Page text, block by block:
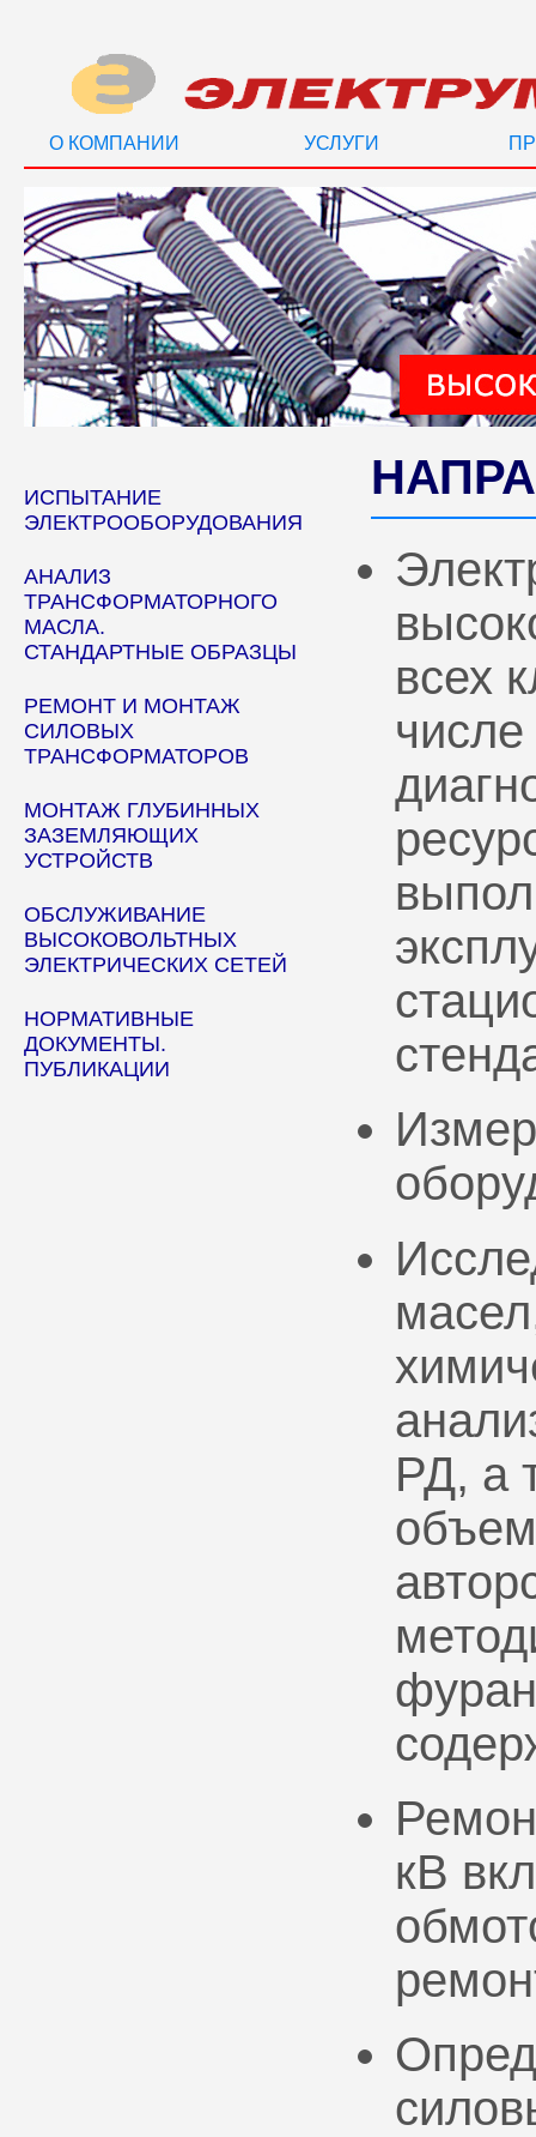
О КОМПАНИИ УСЛУГИ
ИСПЫТАНИЕ
ЭЛЕКТРООБОРУДОВАНИЯ
АНАЛИЗ
ТРАНСФОРМАТОРНОГО
МАСЛА.
СТАНДАРТНЫЕ ОБРАЗЦЫ
РЕМОНТ И МОНТАЖ
СИЛОВЫХ
ТРАНСФОРМАТОРОВ
МОНТАЖ ГЛУБИННЫХ
ЗАЗЕМЛЯЮЩИХ
УСТРОЙСТВ
ОБСЛУЖИВАНИЕ
ВЫСОКОВОЛЬТНЫХ
ЭЛЕКТРИЧЕСКИХ СЕТЕЙ
НОРМАТИВНЫЕ
ДОКУМЕНТЫ.
ПУБЛИКАЦИИ
всех
РД, а
кВ